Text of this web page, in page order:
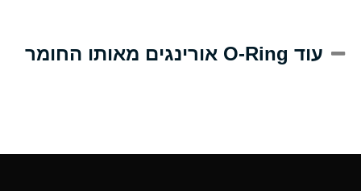
(Aqueous) עוד O-Ring אורינגים מאותו החומר